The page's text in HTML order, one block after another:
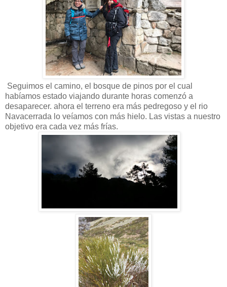
Seguimos el camino, el bosque de pinos por el cual
habíamos estado viajando durante horas comenzó a
desaparecer. ahora el terreno era más pedregoso y el rio
Navacerrada lo veíamos con más hielo. Las vistas a nuestro
objetivo era cada vez más frías.